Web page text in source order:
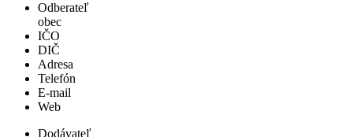
Odberateľ
obec
IČO
DIČ
Adresa
Telefón
E-mail
Web
Dodávateľ